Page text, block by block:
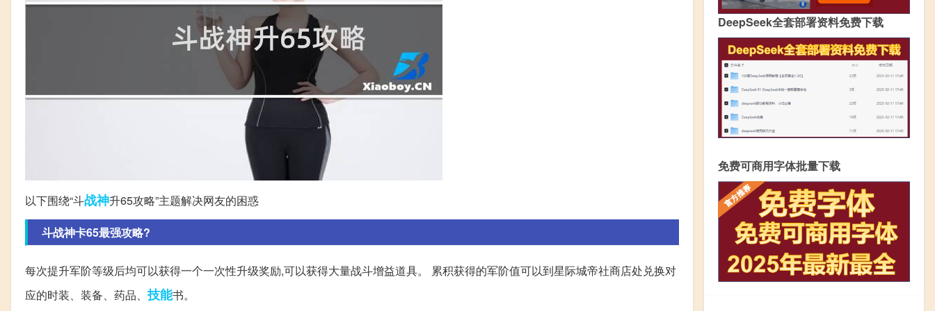
以下围绕“斗战神升65攻略”主题解决网友的困惑
斗战神卡65最强攻略?
每次提升军阶等级后均可以获得一个一次性升级奖励,可以获得大量战斗增益道具。 累积获得的军阶值可以到星际城帝社商店处兑换对
应的时装、装备、药品、技能书。
DeepSeek全套部署资料免费下载
免费可商用字体批量下载